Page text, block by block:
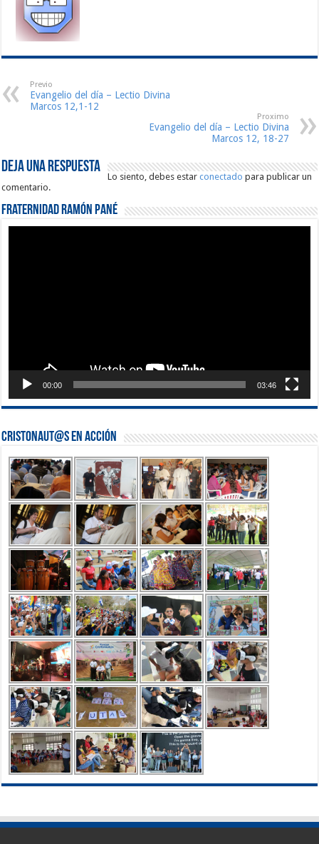
Previo
Evangelio del día – Lectio Divina
Marcos 12,1-12
Proximo
Evangelio del día – Lectio Divina
Marcos 12, 18-27
Deja una respuesta
Lo siento, debes estarconectado para publicar un
comentario.
Fraternidad Ramón Pané
00:00 03:46
Cristonaut@s en Acción